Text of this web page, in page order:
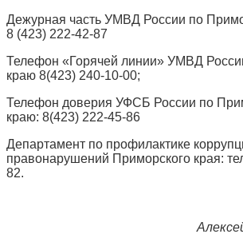
Дежурная часть УМВД России по
8 (423) 222-42-87
Телефон «Горячей линии» УМВД
краю 8(423) 240-10-00;
Телефон доверия УФСБ России по
краю: 8(423) 222-45-86
Департамент по профилактике
правонарушений Приморского края:
82.